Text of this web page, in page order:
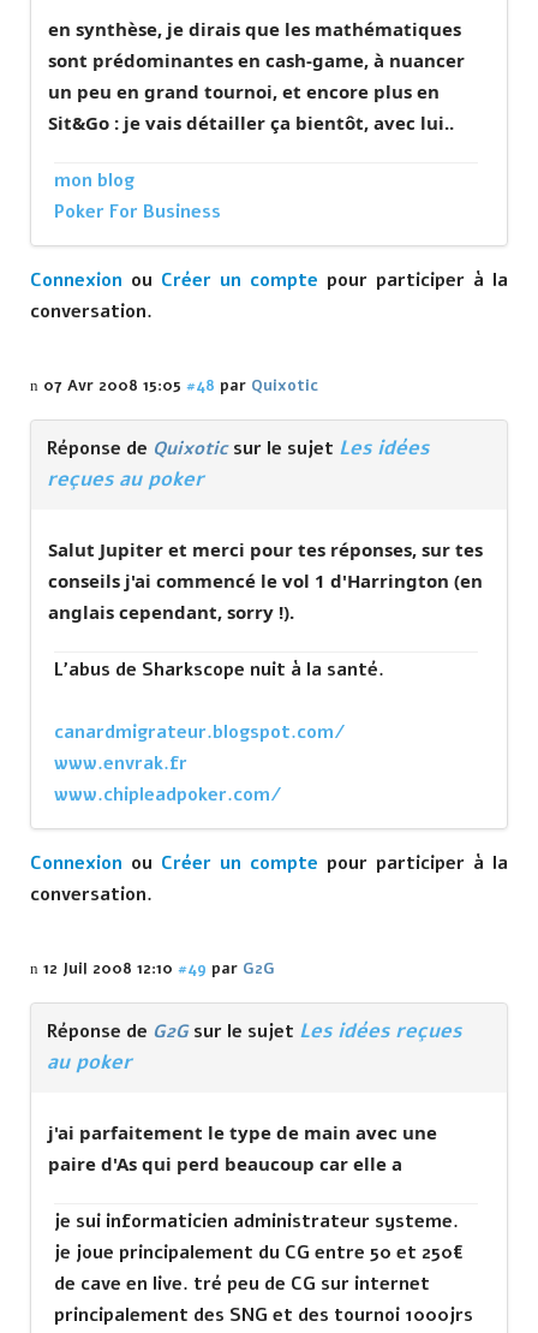
en synthèse, je dirais que les mathématiques
sont prédominantes en cash-game, à nuancer
un peu en grand tournoi, et encore plus en
Sit&Go : je vais détailler ça bientôt, avec lui..
mon blog
Poker For Business
Connexion ou Créer un compte pour participer à la
conversation.
07 Avr 2008 15:05 #48 par Quixotic
Réponse de Quixoticsur le sujet Les idées
reçues au poker
Salut Jupiter et merci pour tes réponses, sur tes
conseils j'ai commencé le vol 1 d'Harrington (en
anglais cependant, sorry !).
L'abus de Sharkscope nuit à la santé.
canardmigrateur.blogspot.com/
www.envrak.fr
www.chipleadpoker.com/
Connexion ou Créer un compte pour participer à la
conversation.
12 Juil 2008 12:10 #49 par G2G
Réponse de G2Gsur le sujet Les idées reçues
au poker
j'ai parfaitement le type de main avec une
paire d'As qui perd beaucoup car elle a
je sui informaticien administrateur systeme.
je joue principalement du CG entre 50 et 250€
de cave en live. tré peu de CG sur internet
principalement des SNG et des tournoi 1000jrs